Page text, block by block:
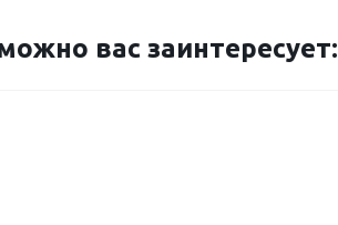
вас заинтересует: